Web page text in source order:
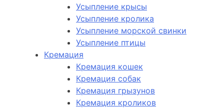
Усыпление крысы
Усыпление кролика
Усыпление морской свинки
Усыпление птицы
Кремация
Кремация кошек
Кремация собак
Кремация грызунов
Кремация кроликов